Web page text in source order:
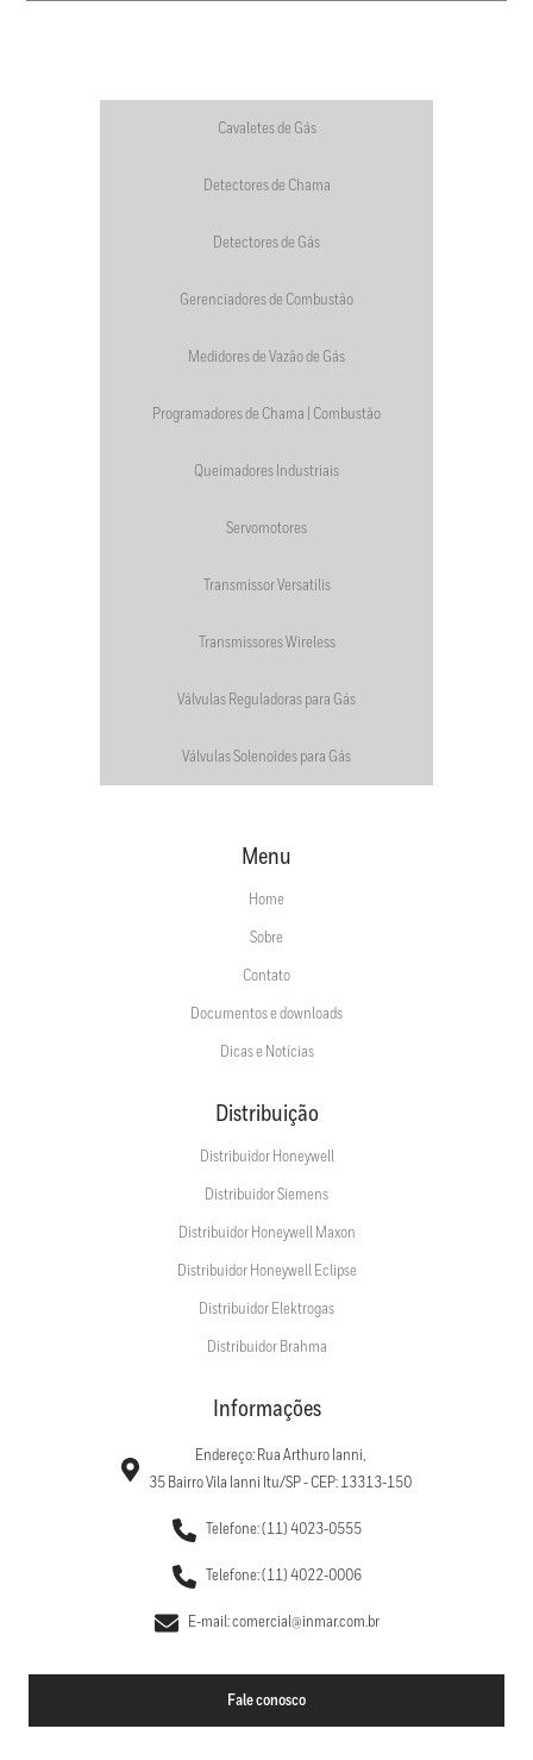
Cavaletes de Gás
Detectores de Chama
Detectores de Gás
Gerenciadores de Combustão
Medidores de Vazão de Gás
Programadores de Chama | Combustão
Queimadores Industriais
Servomotores
Transmissor Versatilis
Transmissores Wireless
Válvulas Reguladoras para Gás
Válvulas Solenoides para Gás
Menu
Home
Sobre
Contato
Documentos e downloads
Dicas e Notícias
Distribuição
Distribuidor Honeywell
Distribuidor Siemens
Distribuidor Honeywell Maxon
Distribuidor Honeywell Eclipse
Distribuidor Elektrogas
Distribuidor Brahma
Informações
Endereço: Rua Arthuro Ianni,
35 Bairro Vila Ianni Itu/SP - CEP: 13313-150
Telefone: (11) 4023-0555
Telefone: (11) 4022-0006
E-mail: comercial@inmar.com.br
Fale conosco